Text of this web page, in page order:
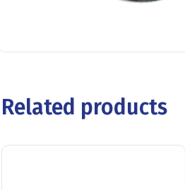
Related products